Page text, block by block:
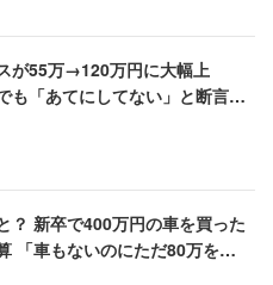
が55万→120万円に大幅上
「あてにしてない」と断言す
？ 新卒で400万円の車を買った
「車もないのにただ80万を払い
」【衝撃エピソード再配信】